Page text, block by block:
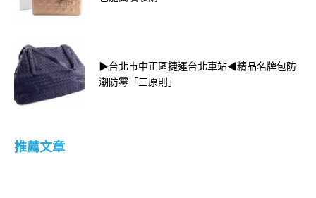
▶台北市中正區捷運台北車站◀精品名牌包防
潮防霉「三原則」
推薦文章